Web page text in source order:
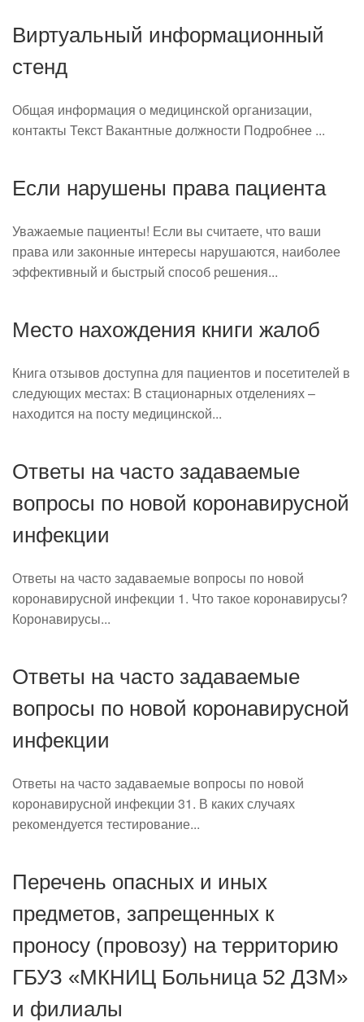
Виртуальный информационный
стенд
Общая информация о медицинской организации,
контакты Текст Вакантные должности Подробнее ...
Если нарушены права пациента
Уважаемые пациенты! Если вы считаете, что ваши
права или законные интересы нарушаются, наиболее
эффективный и быстрый способ решения...
Место нахождения книги жалоб
Книга отзывов доступна для пациентов и посетителей в
следующих местах: В стационарных отделениях –
находится на посту медицинской...
Ответы на часто задаваемые
вопросы по новой коронавирусной
инфекции
Ответы на часто задаваемые вопросы по новой
коронавирусной инфекции 1. Что такое коронавирусы?
Коронавирусы...
Ответы на часто задаваемые
вопросы по новой коронавирусной
инфекции
Ответы на часто задаваемые вопросы по новой
коронавирусной инфекции 31. В каких случаях
рекомендуется тестирование...
Перечень опасных и иных
предметов, запрещенных к
проносу (провозу) на территорию
ГБУЗ «МКНИЦ Больница 52 ДЗМ»
и филиалы